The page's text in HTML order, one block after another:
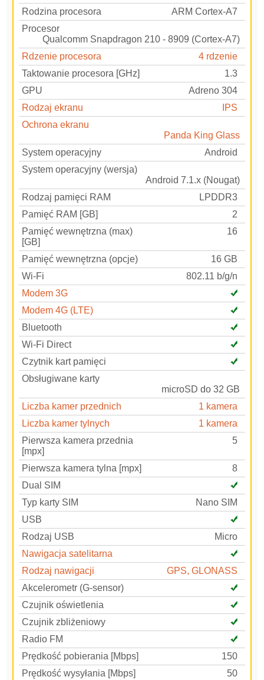
Rodzina procesora
ARM Cortex-A7
Procesor
Qualcomm Snapdragon 210 - 8909 (Cortex-A7)
Rdzenie procesora
4 rdzenie
Taktowanie procesora [GHz]
1.3
GPU
Adreno 304
Rodzaj ekranu
IPS
Ochrona ekranu
Panda King Glass
System operacyjny
Android
System operacyjny (wersja)
Android 7.1.x (Nougat)
Rodzaj pamięci RAM
LPDDR3
Pamięć RAM [GB]
2
Pamięć wewnętrzna (max)
[GB]
16
Pamięć wewnętrzna (opcje)
16 GB
Wi-Fi
802.11 b/g/n
Modem 3G
Modem 4G (LTE)
Bluetooth
Wi-Fi Direct
Czytnik kart pamięci
Obsługiwane karty
microSD do 32 GB
Liczba kamer przednich
1 kamera
Liczba kamer tylnych
1 kamera
Pierwsza kamera przednia
[mpx]
5
Pierwsza kamera tylna [mpx]
8
Dual SIM
Typ karty SIM
Nano SIM
USB
Rodzaj USB
Micro
Nawigacja satelitarna
Rodzaj nawigacji
GPS, GLONASS
Akcelerometr (G-sensor)
Czujnik oświetlenia
Czujnik zbliżeniowy
Radio FM
Prędkość pobierania [Mbps]
150
Prędkość wysyłania [Mbps]
50